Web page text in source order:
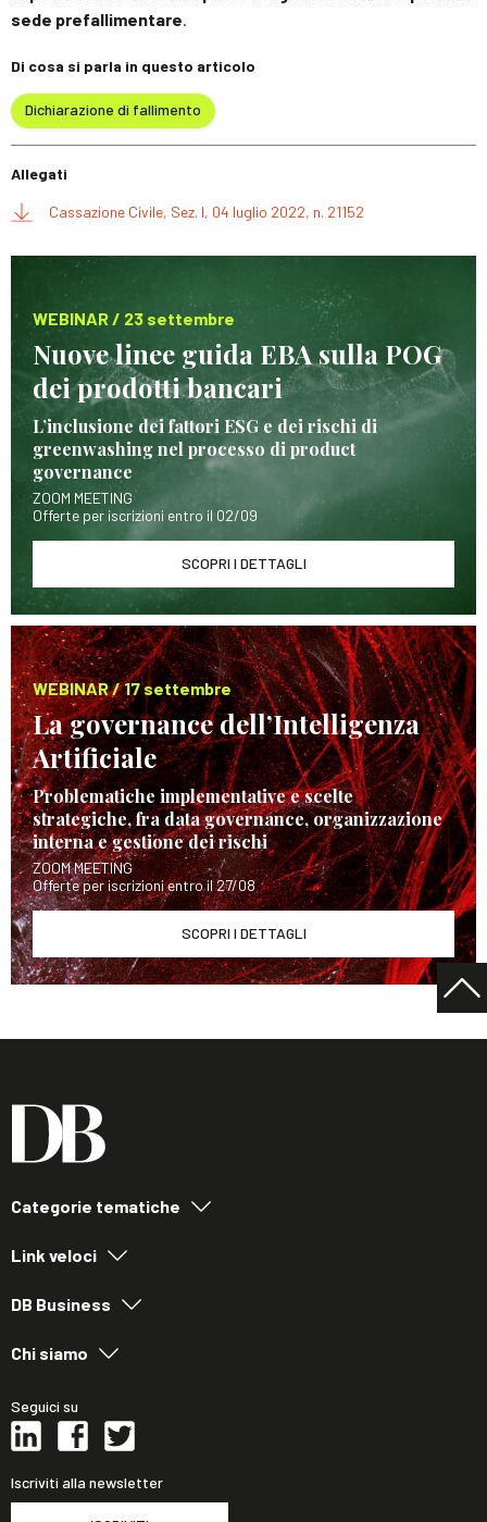
sede prefallimentare.
Di cosa si parla in questo articolo
Dichiarazione di fallimento
Allegati
Cassazione Civile, Sez. I, 04 luglio 2022, n. 21152
WEBINAR / 23 settembre
Nuove linee guida EBA sulla POG
dei prodotti bancari
L’inclusione dei fattori ESG e dei rischi di
greenwashing nel processo di product
governance
ZOOM MEETING
Offerte per iscrizioni entro il 02/09
SCOPRI I DETTAGLI
WEBINAR / 17 settembre
La governance dell’Intelligenza
Artificiale
Problematiche implementative e scelte
strategiche, fra data governance, organizzazione
interna e gestione dei rischi
ZOOM MEETING
Offerte per iscrizioni entro il 27/08
SCOPRI I DETTAGLI
Categorie tematiche
Link veloci
DB Business
Chi siamo
Seguici su
Iscriviti alla newsletter